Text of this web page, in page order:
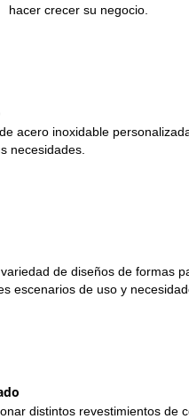
hacer crecer su negocio.
acero inoxidable
necesidades.
de diseños de formas
escenarios de uso y
distintos revestimientos de